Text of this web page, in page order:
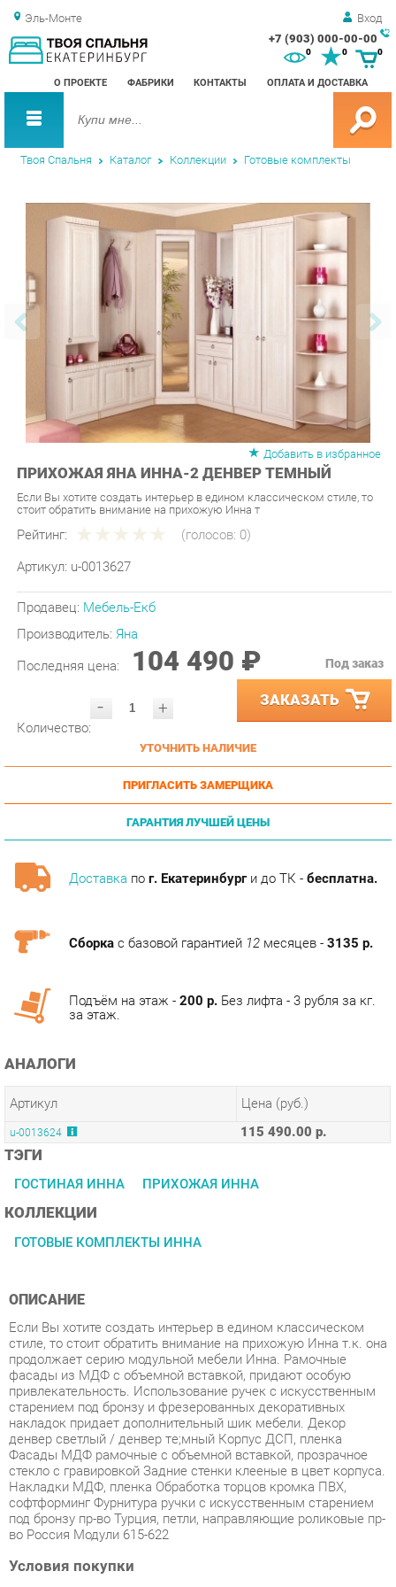
Эль-Монте Вход
+7 (903) 000-00-00
О ПРОЕКТЕ ФАБРИКИ КОНТАКТЫ ОПЛАТА И ДОСТАВКА
0 0
Твоя Спальня Каталог Коллекции Готовые комплекты
ПРИХОЖАЯ ЯНА ИННА-2 ДЕНВЕР ТЕМНЫЙ
Если Вы хотите создать интерьер в едином классическом стиле, то
Рейтинг: (голосов:0)
Артикул: u-0013627
Производитель:Яна
Последняя цена: 104 490 ₽
- ЗАКАЗАТЬ
УТОЧНИТЬ НАЛИЧИЕ
ПРИГЛАСИТЬ ЗАМЕРЩИКА
ГАРАНТИЯ ЛУЧШЕЙ ЦЕНЫ
Доставкапог. Екатеринбурги до ТК -бесплатна.
АНАЛОГИ
Артикул
u-0013624 115 490.00 р.
ТЭГИ
ГОСТИНАЯ ИННА ПРИХОЖАЯ ИННА
КОЛЛЕКЦИИ
ГОТОВЫЕ КОМПЛЕКТЫ ИННА
ОПИСАНИЕ
продолжает серию модульной мебели Инна. Рамочные
фасады из МДФ с объемной вставкой, придают особую
привлекательность. Использование ручек с искусственным
старением под бронзу и фрезерованных декоративных
накладок придает дополнительный шик мебели. Декор
денвер светлый / денвер тe;мный Корпус ДСП, пленка
Фасады МДФ рамочные с объемной вставкой, прозрачное
стекло с гравировкой Задние стенки клееные в цвет корпуса.
Накладки МДФ, пленка Обработка торцов кромка ПВХ,
софтформинг Фурнитура ручки с искусственным старением
под бронзу пр-во Турция, петли, направляющие роликовые пр-
во Россия Модули 615-622
Условия покупки
Благодаря качественным фото, исчерпывающей информации
покупателей маркетплэйса «Спальни-Екатеринбург» купить
товар «Прихожая Яна Инна-2 денвер темный» категории